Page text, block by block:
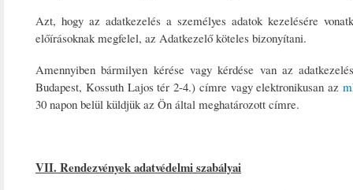
Azt, hogy az adatkezelés a személyes adatok kezelésére
előírásoknak megfelel, az Adatkezelő köteles bizonyítani.
Amennyiben bármilyen kérése vagy kérdése van az
Budapest, Kossuth Lajos tér 2-4.) címre vagy elektronikusan az
30 napon belül küldjük az Ön által meghatározott címre.
VII. Rendezvények adatvédelmi szabályai